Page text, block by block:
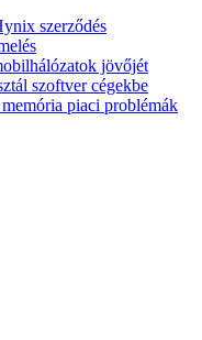
szerződés
jövőjét
szoftver cégekbe
piaci problémák